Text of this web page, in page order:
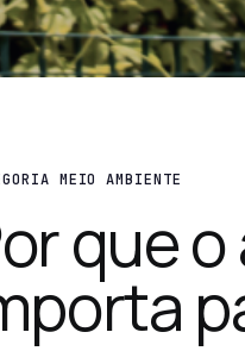
MEIO AMBIENTE
que